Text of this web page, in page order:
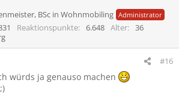
BSc in Wohnmobiling Administrator
Reaktionspunkte 6.648 Alter
36
#16
würds ja genauso machen